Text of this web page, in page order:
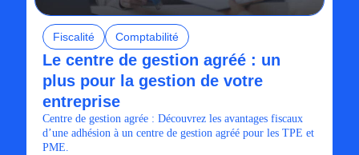
Fiscalité Comptabilité
Le centre de gestion agréé : un
plus pour la gestion de votre
entreprise
Centre de gestion agrée : Découvrez les avantages fiscaux
d’une adhésion à un centre de gestion agréé pour les TPE et
PME.